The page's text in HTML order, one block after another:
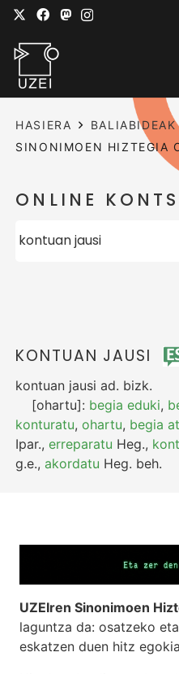
HASIERA
BALIABIDEAK
SINONIMOEN HIZTEGIA
ONLINE
KONTUAN JAUSI
kontuan jausi ad. bizk.
[ohartu]: begia eduki,
konturatu,ohartu, begia
Ipar.,erreparatu Heg.,
g.e.,akordatu Heg. beh.
UZEIren Sinonimoen
laguntza da: osatzeko
eskatzen duen hitz